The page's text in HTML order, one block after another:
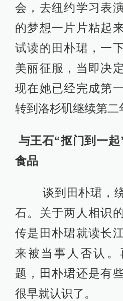
会，去纽约学习表
的梦想一片片粘起
试读的田朴珺，一
美丽征服，当即决
现在她已经完成第
转到洛杉矶继续第二
与王石“抠门到一
食品
谈到田朴珺，绕
石。关于两人相识
传是田朴珺就读长
来被当事人否认。
题，田朴珺还是有
很早就认识了。